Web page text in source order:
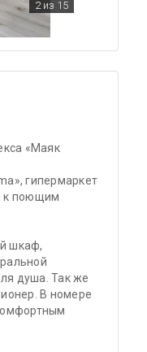
2из 15
«Маяк
гипермаркет
к поющим
шкаф,
душа. Так же
В номере